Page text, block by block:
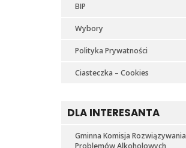
BIP
Wybory
Polityka Prywatności
Ciasteczka – Cookies
DLA INTERESANTA
Gminna Komisja Rozwiązywania
Problemów Alkoholowych